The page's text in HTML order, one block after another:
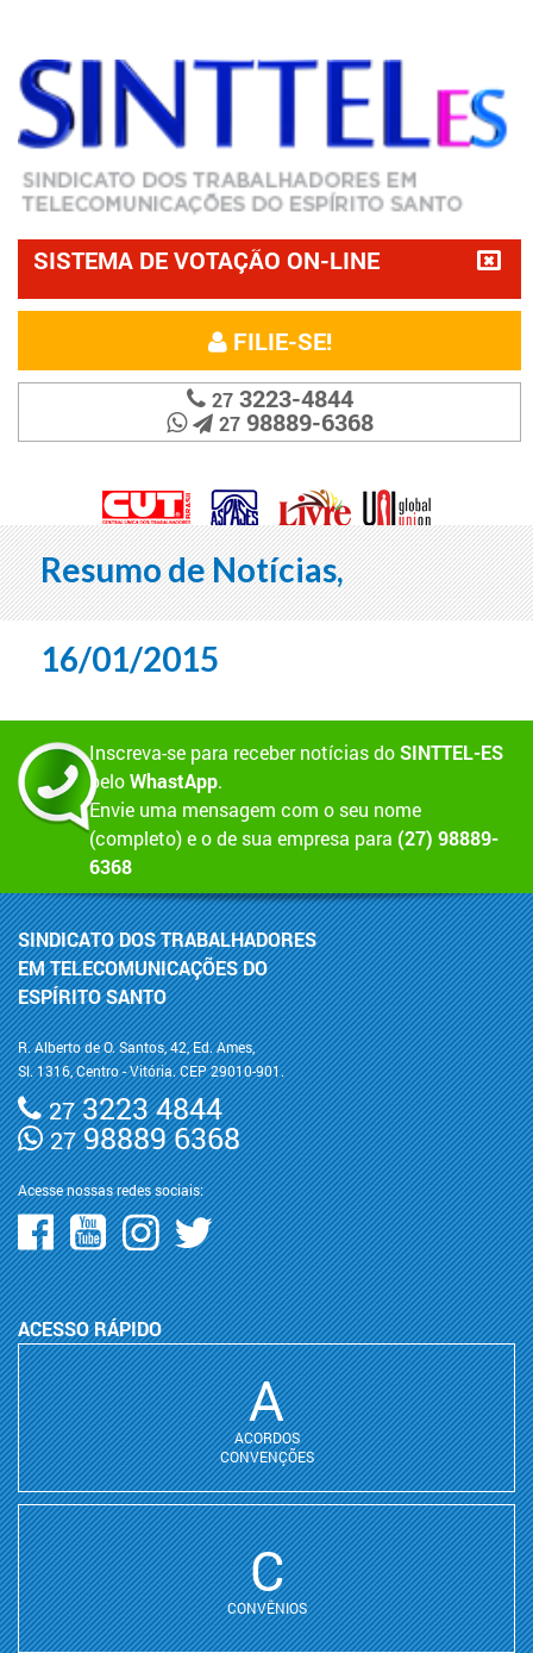
SISTEMA DE VOTAÇÃO ON-LINE
FILIE-SE!
273223-4844
2798889-6368
Resumo de Notícias,
16/01/2015
Inscreva-se para receber notícias doSINTTEL-ES
peloWhastApp.
Envie uma mensagem com o seu nome
(completo) e o de sua empresa para (27) 98889-
6368
SINDICATO DOS TRABALHADORES
EM TELECOMUNICAÇÕES DO
ESPÍRITO SANTO
R. Alberto de O. Santos, 42, Ed. Ames,
Sl. 1316, Centro - Vitória. CEP 29010-901.
273223 4844
2798889 6368
Acesse nossas redes sociais:
ACESSO RÁPIDO
A
ACORDOS
CONVENÇÕES
C
CONVÊNIOS